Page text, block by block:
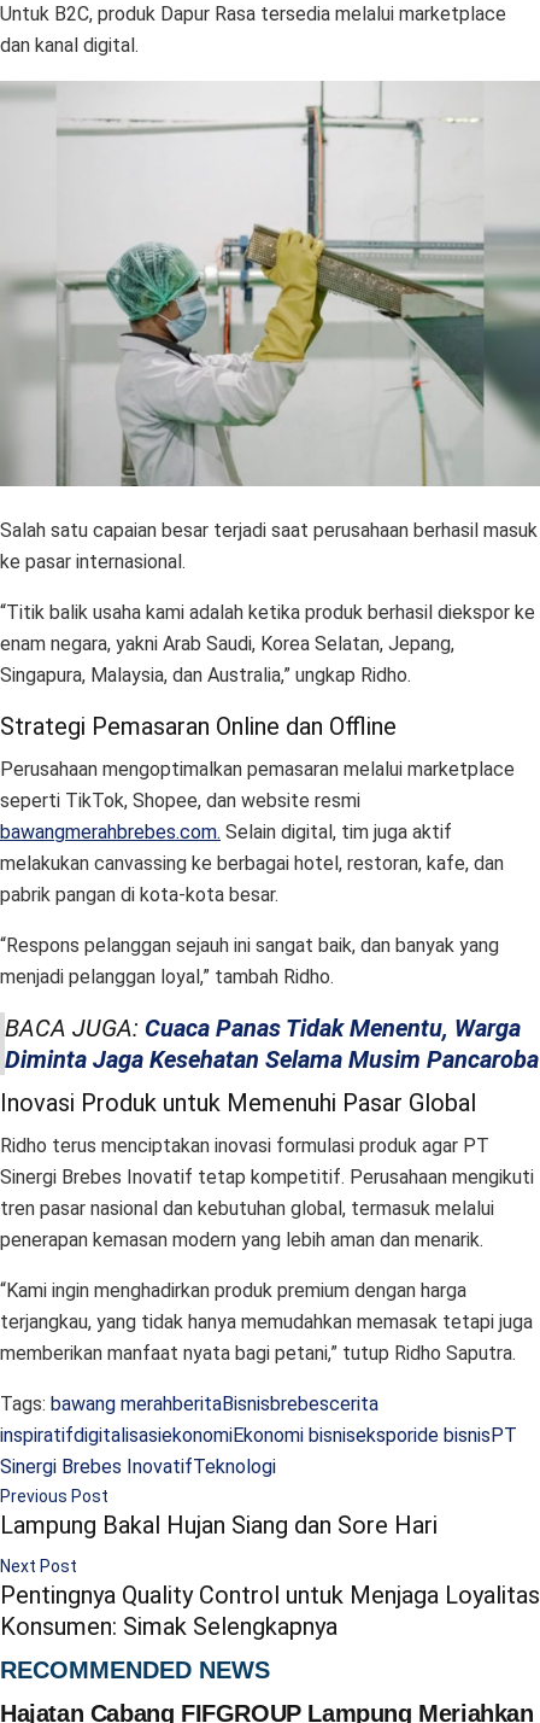
Untuk B2C, produk Dapur Rasa tersedia melalui marketplace
dan kanal digital.
Salah satu capaian besar terjadi saat perusahaan berhasil masuk
ke pasar internasional.
“Titik balik usaha kami adalah ketika produk berhasil diekspor ke
enam negara, yakni Arab Saudi, Korea Selatan, Jepang,
Singapura, Malaysia, dan Australia,” ungkap Ridho.
Strategi Pemasaran Online dan Offline
Perusahaan mengoptimalkan pemasaran melalui marketplace
seperti TikTok, Shopee, dan website resmi
bawangmerahbrebes.com. Selain digital, tim juga aktif
melakukan canvassing ke berbagai hotel, restoran, kafe, dan
pabrik pangan di kota-kota besar.
“Respons pelanggan sejauh ini sangat baik, dan banyak yang
menjadi pelanggan loyal,” tambah Ridho.
BACA JUGA: Cuaca Panas Tidak Menentu, Warga
Diminta Jaga Kesehatan Selama Musim Pancaroba
Inovasi Produk untuk Memenuhi Pasar Global
Ridho terus menciptakan inovasi formulasi produk agar PT
Sinergi Brebes Inovatif tetap kompetitif. Perusahaan mengikuti
tren pasar nasional dan kebutuhan global, termasuk melalui
penerapan kemasan modern yang lebih aman dan menarik.
“Kami ingin menghadirkan produk premium dengan harga
terjangkau, yang tidak hanya memudahkan memasak tetapi juga
memberikan manfaat nyata bagi petani,” tutup Ridho Saputra.
Tags: bawang merahberitaBisnisbrebescerita
inspiratifdigitalisasiekonomiEkonomi bisniseksporide bisnis PT
Sinergi Brebes InovatifTeknologi
Previous Post
Lampung Bakal Hujan Siang dan Sore Hari
Next Post
Pentingnya Quality Control untuk Menjaga Loyalitas
Konsumen: Simak Selengkapnya
RECOMMENDED NEWS
Hajatan Cabang FIFGROUP Lampung Meriahkan